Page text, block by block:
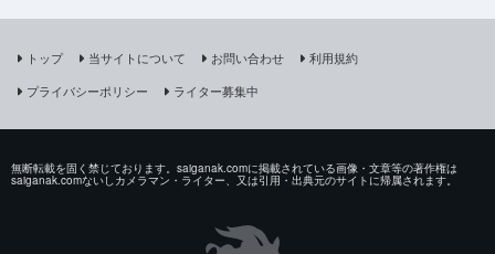
トップ 当サイトについて お問い合わせ
利用規約
プライバシーポリシー
ライター募集中
無断転載を固く禁じております。saiganak.comに掲載されている画像・文章等の著作権は
saiganak.comないしカメラマン・ライター、又は引用・出典元のサイトに帰属されます。